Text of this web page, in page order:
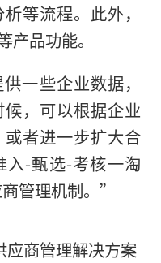
等流程。此外，
品功能。
一些企业数据，
，可以根据企业
者进一步扩大合
-甄选-考核一淘
管理机制。”
应商管理解决方案